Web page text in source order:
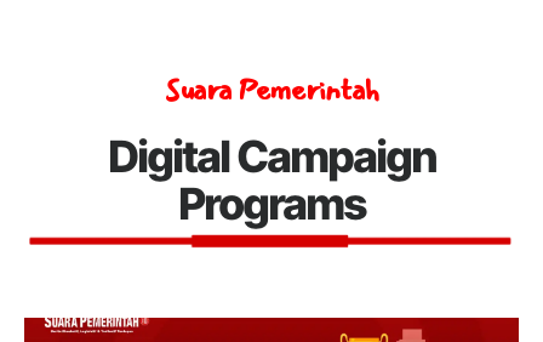
Suara Pemerintah
Digital Campaign
Programs